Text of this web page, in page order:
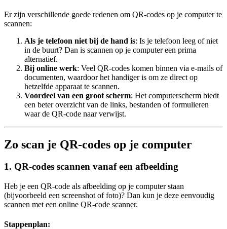
Er zijn verschillende goede redenen om QR-codes op je computer te
scannen:
Als je telefoon niet bij de hand is: Is je telefoon leeg of niet
in de buurt? Dan is scannen op je computer een prima
alternatief.
Bij online werk: Veel QR-codes komen binnen via e-mails of
documenten, waardoor het handiger is om ze direct op
hetzelfde apparaat te scannen.
Voordeel van een groot scherm: Het computerscherm biedt
een beter overzicht van de links, bestanden of formulieren
waar de QR-code naar verwijst.
Zo scan je QR-codes op je computer
1. QR-codes scannen vanaf een afbeelding
Heb je een QR-code als afbeelding op je computer staan
(bijvoorbeeld een screenshot of foto)? Dan kun je deze eenvoudig
scannen met een online QR-code scanner.
Stappenplan: